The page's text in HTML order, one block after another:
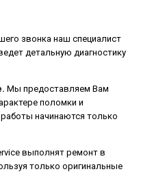
звонка наш специалист
детальную диагностику
Мы предоставляем Вам
поломки и
начинаются только
выполнят ремонт в
только оригинальные